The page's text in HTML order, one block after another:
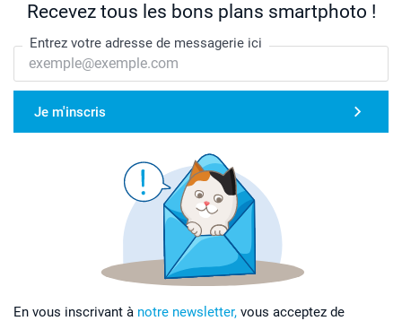
Recevez tous les bons plans smartphoto !
Entrez votre adresse de messagerie ici
Je m'inscris
En vous inscrivant à notre newsletter, vous acceptez de